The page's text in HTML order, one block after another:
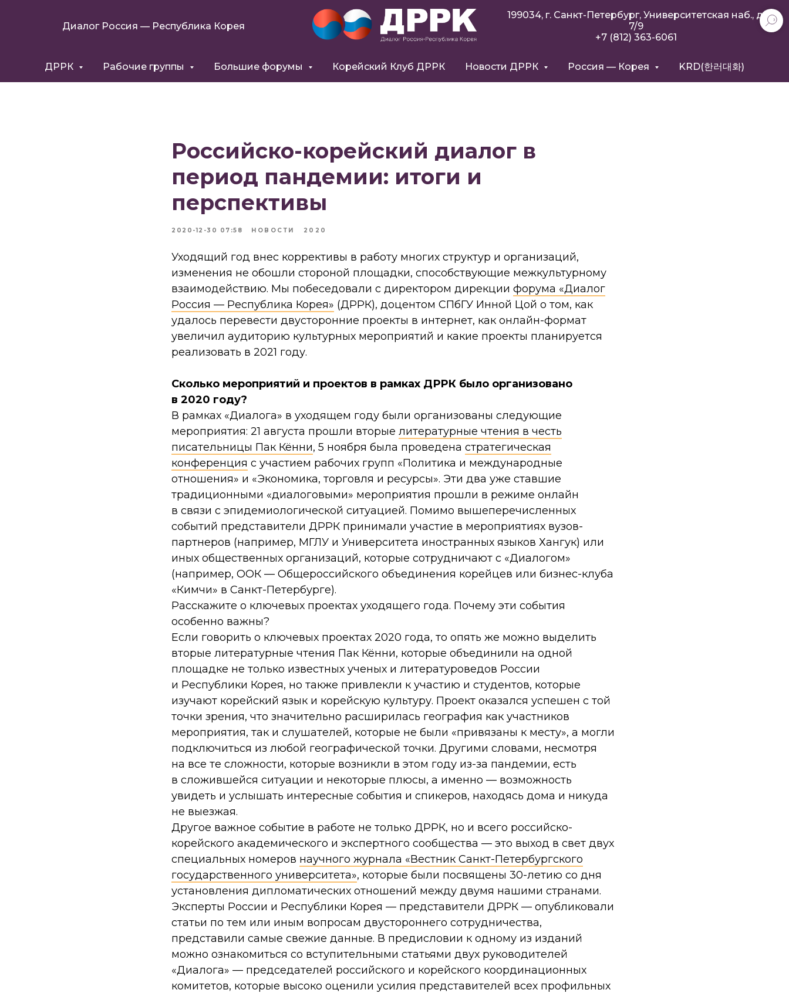
Диалог Россия — Республика Корея
199034, г. Санкт-Петербург, Университетская наб., д.
7/9
+7 (812) 363-6061
ДРРК Рабочие группы Большие форумы Корейский Клуб ДРРК Новости ДРРК Россия — Корея KRD(한러대화)
Российско-корейский диалог в
период пандемии: итоги и
перспективы
2020-12-30 07:58 НОВОСТИ 2020
Уходящий год внес коррективы в работу многих структур и организаций,
изменения не обошли стороной площадки, способствующие межкультурному
взаимодействию. Мы побеседовали с директором дирекции форума «Диалог
Россия — Республика Корея» (ДРРК), доцентом СПбГУ Инной Цой о том, как
удалось перевести двусторонние проекты в интернет, как онлайн-формат
увеличил аудиторию культурных мероприятий и какие проекты планируется
реализовать в 2021 году.
Сколько мероприятий и проектов в рамках ДРРК было организовано
в 2020 году?
В рамках «Диалога» в уходящем году были организованы следующие
мероприятия: 21 августа прошли вторые литературные чтения в честь
писательницы Пак Кённи, 5 ноября была проведена стратегическая
конференция с участием рабочих групп «Политика и международные
отношения» и «Экономика, торговля и ресурсы». Эти два уже ставшие
традиционными «диалоговыми» мероприятия прошли в режиме онлайн
в связи с эпидемиологической ситуацией. Помимо вышеперечисленных
событий представители ДРРК принимали участие в мероприятиях вузов-
партнеров (например, МГЛУ и Университета иностранных языков Хангук) или
иных общественных организаций, которые сотрудничают с «Диалогом»
(например, ООК — Общероссийского объединения корейцев или бизнес-клуба
«Кимчи» в Санкт-Петербурге).
Расскажите о ключевых проектах уходящего года. Почему эти события
особенно важны?
Если говорить о ключевых проектах 2020 года, то опять же можно выделить
вторые литературные чтения Пак Кённи, которые объединили на одной
площадке не только известных ученых и литературоведов России
и Республики Корея, но также привлекли к участию и студентов, которые
изучают корейский язык и корейскую культуру. Проект оказался успешен с той
точки зрения, что значительно расширилась география как участников
мероприятия, так и слушателей, которые не были «привязаны к месту», а могли
подключиться из любой географической точки. Другими словами, несмотря
на все те сложности, которые возникли в этом году из-за пандемии, есть
в сложившейся ситуации и некоторые плюсы, а именно — возможность
увидеть и услышать интересные события и спикеров, находясь дома и никуда
не выезжая.
Другое важное событие в работе не только ДРРК, но и всего российско-
корейского академического и экспертного сообщества — это выход в свет двух
специальных номеров научного журнала «Вестник Санкт-Петербургского
государственного университета», которые были посвящены 30-летию со дня
установления дипломатических отношений между двумя нашими странами.
Эксперты России и Республики Корея — представители ДРРК — опубликовали
статьи по тем или иным вопросам двустороннего сотрудничества,
представили самые свежие данные. В предисловии к одному из изданий
можно ознакомиться со вступительными статьями двух руководителей
«Диалога» — председателей российского и корейского координационных
комитетов, которые высоко оценили усилия представителей всех профильных